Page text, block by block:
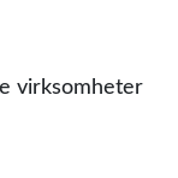
virksomheter